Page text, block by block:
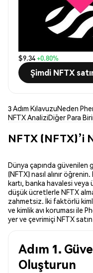
$9.34+0.80%
Şimdi NFTX
3 Adım KılavuzuNeden
NFTX AnaliziDiğer Para
NFTX (NFTX)’i
Dünya çapında güvenilen
(NFTX) nasıl alınır
kartı, banka havalesi veya
düşük ücretlerle NFTX
zahmetsiz. İki faktörlü
ve kimlik avı koruması ile
yer ve çevrimiçi NFTX
Adım 1.
Oluşturun